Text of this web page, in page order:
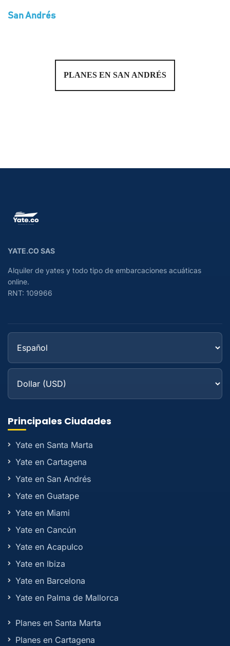
San Andrés
PLANES EN SAN ANDRÉS
YATE.CO SAS
Alquiler de yates y todo tipo de embarcaciones acuáticas
online.
RNT: 109966
Principales Ciudades
Yate en Santa Marta
Yate en Cartagena
Yate en San Andrés
Yate en Guatape
Yate en Miami
Yate en Cancún
Yate en Acapulco
Yate en Ibiza
Yate en Barcelona
Yate en Palma de Mallorca
Planes en Santa Marta
Planes en Cartagena